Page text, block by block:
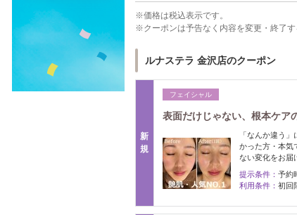
価格は税込表示です。
クーポンは予告なく内容を変更・終了す
ルナステラ 金沢店のクーポン
新
規
フェイシャル
表面だけじゃない、根本ケア
「なんか違う
かった方・本気
ない変化をお届
提示条件： 予約
利用条件： 初回